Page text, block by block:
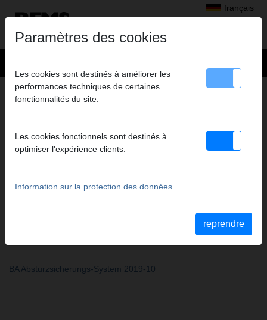
français
ACCORDS DE CONFORMITÉ
SYSTÈMES DE PROTECTION ANTI-CHUTE
BA Absturzsicherungs-System 2019-10
Paramètres des cookies
Les cookies sont destinés à améliorer les
performances techniques de certaines
fonctionnalités du site.
Les cookies fonctionnels sont destinés à
optimiser l'expérience clients.
Information sur la protection des données
reprendre